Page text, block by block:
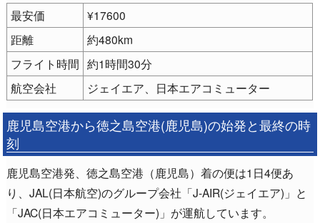
最安価
¥17600
距離
約480km
フライト時間 約1時間30分
航空会社
ジェイエア、日本エアコミューター
鹿児島空港から徳之島空港(鹿児島)の始発と最終の時
刻
鹿児島空港発、徳之島空港（鹿児島）着の便は1日4便あ
り、JAL(日本航空)のグループ会社「J-AIR(ジェイエア)」と
「JAC(日本エアコミューター)」が運航しています。